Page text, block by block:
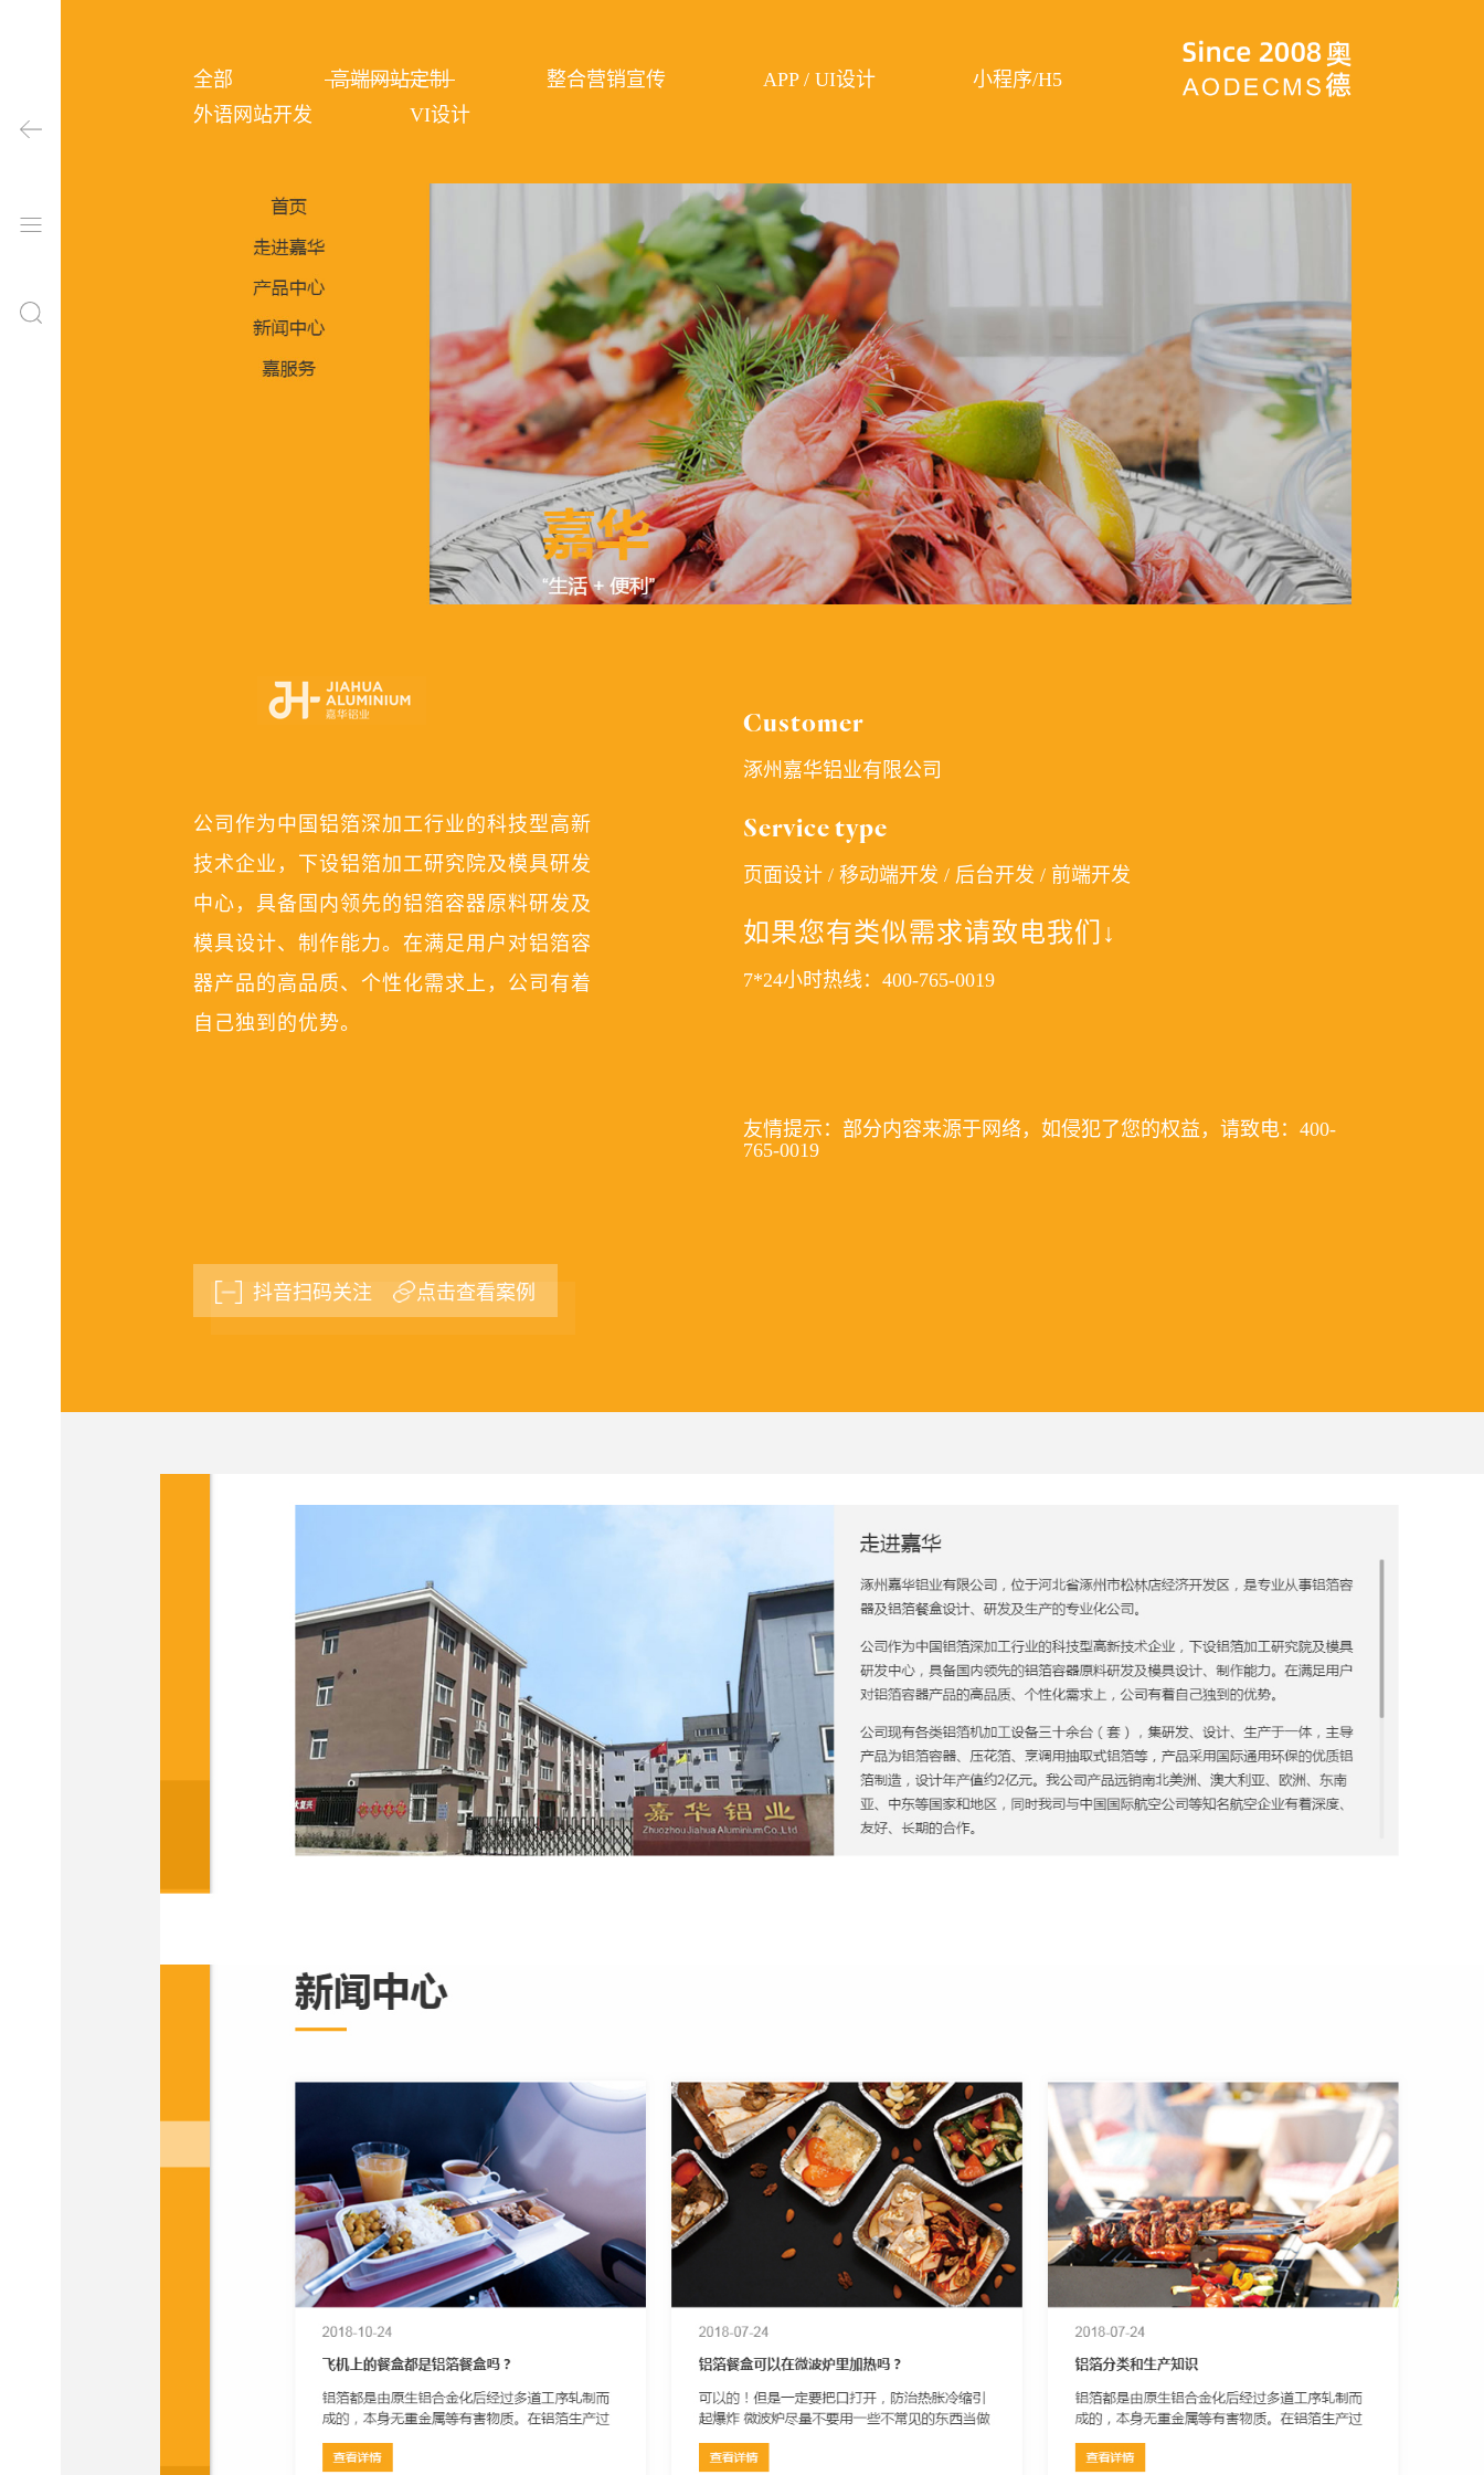
全部 高端网站定制 整合营销宣传 APP / UI设计
小程序/H5
外语网站开发
VI设计
公司作为中国铝箔深加工行业的科技型高新
技术企业，下设铝箔加工研究院及模具研发
中心，具备国内领先的铝箔容器原料研发及
模具设计、制作能力。在满足用户对铝箔容
器产品的高品质、个性化需求上，公司有着
自己独到的优势。
抖音扫码关注 点击查看案例
Customer
涿州嘉华铝业有限公司
Service type
页面设计 / 移动端开发 / 后台开发 / 前端开发
如果您有类似需求请致电我们↓
7*24小时热线：400-765-0019
友情提示：部分内容来源于网络，如侵犯了您的权益，请致电：400-
765-0019